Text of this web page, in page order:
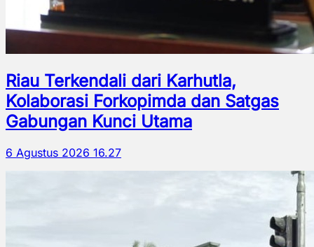
Riau Terkendali dari Karhutla,
Kolaborasi Forkopimda dan Satgas
Gabungan Kunci Utama
6 Agustus 2026 16.27